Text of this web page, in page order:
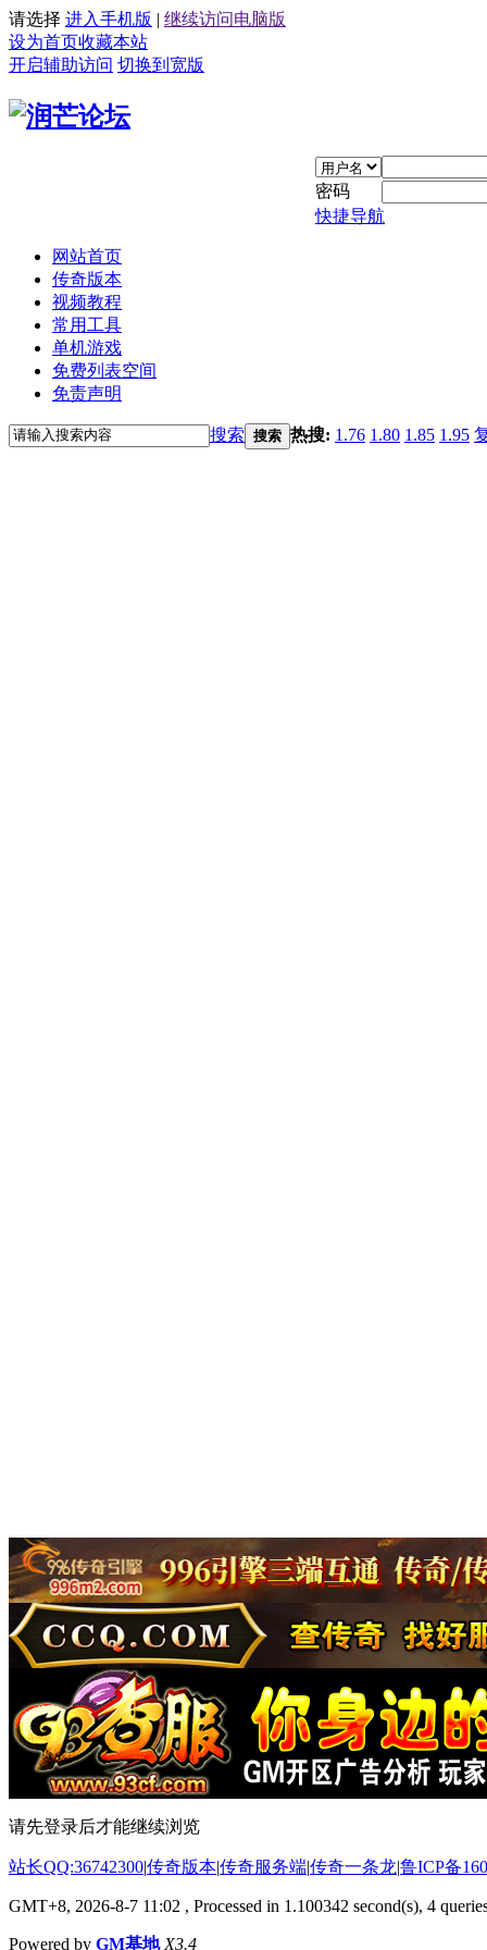
请选择 进入手机版 | 继续访问电脑版
设为首页收藏本站
开启辅助访问 切换到宽版
密码
快捷导航
网站首页
传奇版本
视频教程
常用工具
单机游戏
免费列表空间
免责声明
搜索 搜索 热搜: 1.76 1.80 1.85 1.95
请先登录后才能继续浏览
站长QQ:36742300|传奇版本|传奇服务端|传奇一条龙|鲁ICP备
GMT+8, 2026-8-7 11:02 , Processed in 1.100342 second(s), 4
Powered by GM基地 X3.4